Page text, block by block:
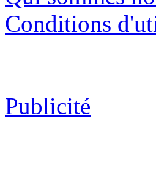
Conditions
Publicité